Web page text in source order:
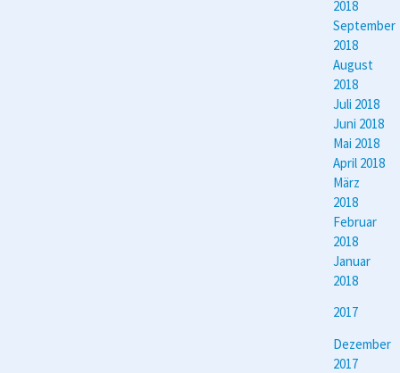
2018
September
2018
August
2018
Juli 2018
Juni 2018
Mai 2018
April 2018
März
2018
Februar
2018
Januar
2018
2017
Dezember
2017